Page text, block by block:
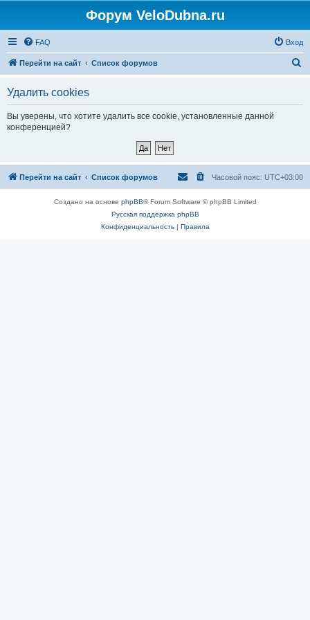
Форум VeloDubna.ru
FAQ Вход
Перейти на сайт Список форумов
Удалить cookies
Вы уверены, что хотите удалить все cookie, установленные данной
конференцией?
Перейти на сайт Список форумов Часовой пояс: UTC+03:00
Создано на основе phpBB® Forum Software © phpBB Limited
Русская поддержка phpBB
Конфиденциальность| Правила